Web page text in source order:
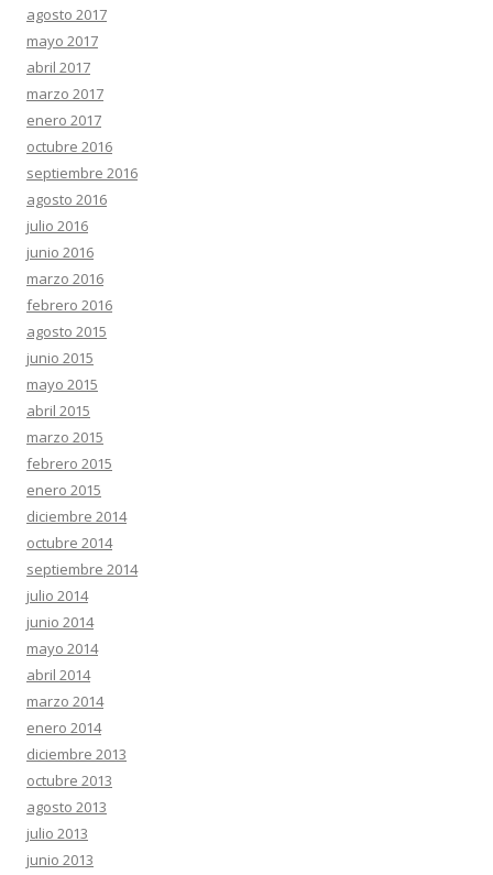
agosto 2017
mayo 2017
abril 2017
marzo 2017
enero 2017
octubre 2016
septiembre 2016
agosto 2016
julio 2016
junio 2016
marzo 2016
febrero 2016
agosto 2015
junio 2015
mayo 2015
abril 2015
marzo 2015
febrero 2015
enero 2015
diciembre 2014
octubre 2014
septiembre 2014
julio 2014
junio 2014
mayo 2014
abril 2014
marzo 2014
enero 2014
diciembre 2013
octubre 2013
agosto 2013
julio 2013
junio 2013